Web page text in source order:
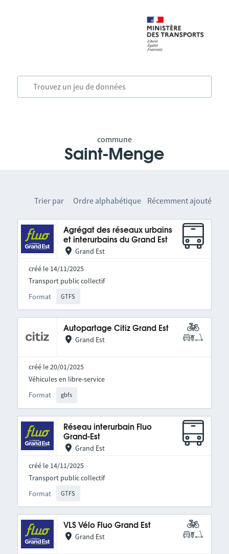
commune
Saint-Menge
Trier par Ordre alphabétique Récemment ajouté
Agrégat des réseaux urbains
et interurbains du Grand Est
Grand Est
créé le 14/11/2025
Format GTFS
Transport public collectif
Autopartage Citiz Grand Est
Grand Est
créé le 20/01/2025
Format gbfs
Véhicules en libre-service
Réseau interurbain Fluo
Grand-Est
Grand Est
créé le 14/11/2025
Format GTFS
Transport public collectif
VLS Vélo Fluo Grand Est
Grand Est